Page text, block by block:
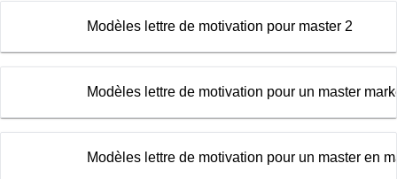
Modèles lettre de motivation pour master 2
Modèles lettre de motivation pour un master
Modèles lettre de motivation pour un master en